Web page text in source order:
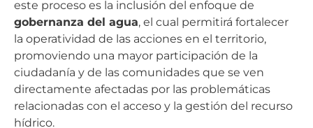
este proceso es la inclusión del enfoque de
gobernanza del agua, el cual permitirá fortalecer
la operatividad de las acciones en el territorio,
promoviendo una mayor participación de la
ciudadanía y de las comunidades que se ven
directamente afectadas por las problemáticas
relacionadas con el acceso y la gestión del recurso
hídrico.